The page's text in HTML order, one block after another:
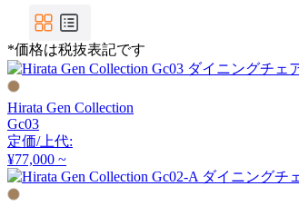
ARIAKE
アリアケ
arper
アルペール
*価格は税抜表記です
Hirata Gen Collection
Gc03
定価/上代:
¥77,000 ~